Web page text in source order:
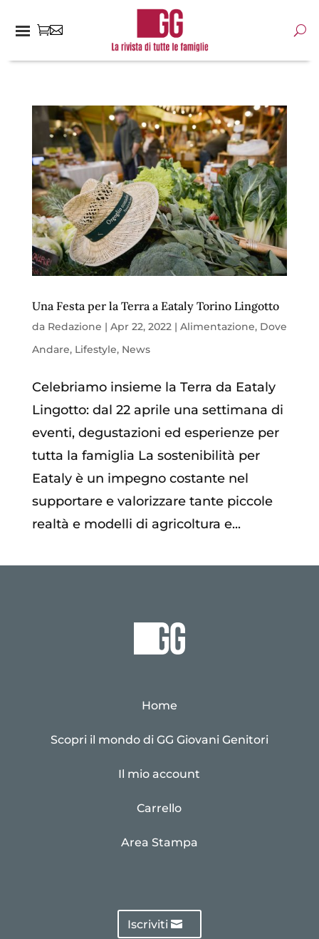
Una Festa per la Terra a Eataly Torino Lingotto
da Redazione | Apr 22, 2022| Alimentazione, Dove
Andare, Lifestyle, News
Celebriamo insieme la Terra da Eataly
Lingotto: dal 22 aprile una settimana di
eventi, degustazioni ed esperienze per
tutta la famiglia La sostenibilità per
Eataly è un impegno costante nel
supportare e valorizzare tante piccole
realtà e modelli di agricoltura e...
Home
Scopri il mondo di GG Giovani Genitori
Il mio account
Carrello
Area Stampa
Iscriviti